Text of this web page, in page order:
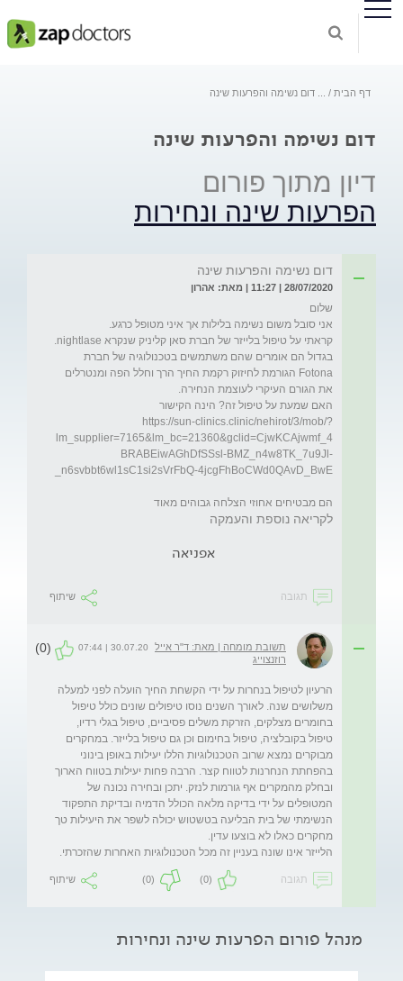
דף הבית דום נשימה והפרעות שינה
דום נשימה והפרעות שינה
דיון מתוך פורום
הפרעות שינה ונחירות
דום נשימה והפרעות שינה
28/07/2020 | 11:27 | מאת: אהרון
קראתי על טיפול בלייזר של חברת סאן קליניק שנקרא nightlase.
בגדול הם אומרים שהם משתמשים בטכנולוגיה של חברת
Fotona הגורמת לחיזוק רקמת החיך הרך וחלל הפה ומנטרלים
https://sun-clinics.clinic/nehirot/3/mob/?
lm_supplier=7165&lm_bc=21360&gclid=CjwKCAjwmf_4
BRABEiwAGhDfSSsl-BMZ_n4w8TK_7u9Jl-
הם מבטיחים אחוזי הצלחה גבוהים מאוד
לקריאה נוספת והעמקה
אפניאה
תגובה שיתוף
תשובת מומחה | מאת: ד"ר אייל
רוזנצוייג
30.07.20 | 07:44
(0)
הרעיון לטיפול בנחרות על ידי הקשחת החיך הועלה לפני למעלה
משלושים שנה. לאורך השנים נוסו טיפולים שונים כולל טיפול
בחומרים מצלקים, הזרקת משלים פסיביים, טיפול בגלי רדיו,
טיפול בקובלציה, טיפול בחימום וכן גם טיפול בלייזר. במחקרים
מבוקרים נמצא שרוב הטכנולוגיות הללו יעילות באופן בינוני
בהפחתת הנחרנות לטווח קצר. הרבה פחות יעילות בטווח הארוך
ובחלק מהמקרים אף גורמות לנזק. יתכן ובחירה נכונה של
המטופלים על ידי בדיקה מלאה הכולל הדמיה ובדיקת התפקוד
הנשימתי של בית הבליעה בטשטוש יכולה לשפר את היעילות טך
הלייזר אינו שונה בעניין זה מכל הטכנולוגיות האחרות שהזכרתי.
תגובה (0)
(0) שיתוף
מנהל פורום הפרעות שינה ונחירות